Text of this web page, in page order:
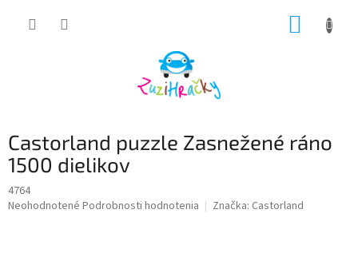
Castorland puzzle Zasnežené ráno
1500 dielikov
4764
Priemerné
Neohodnotené Podrobnosti hodnotenia Značka: Castorland